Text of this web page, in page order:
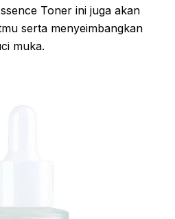
Toner ini juga akan
serta menyeimbangkan
muka.